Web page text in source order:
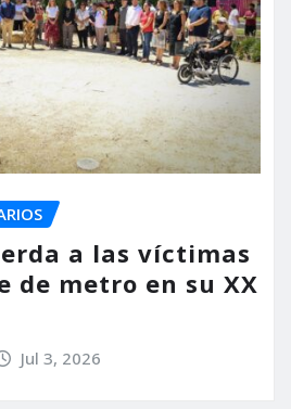
a las víctimas
de metro en su XX
Jul 3, 2026